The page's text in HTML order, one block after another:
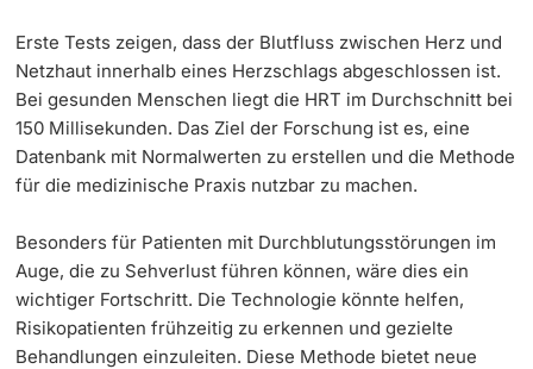
Erste Tests zeigen, dass der Blutfluss zwischen Herz und
Netzhaut innerhalb eines Herzschlags abgeschlossen ist.
Bei gesunden Menschen liegt die HRT im Durchschnitt bei
150 Millisekunden. Das Ziel der Forschung ist es, eine
Datenbank mit Normalwerten zu erstellen und die Methode
für die medizinische Praxis nutzbar zu machen.
Besonders für Patienten mit Durchblutungsstörungen im
Auge, die zu Sehverlust führen können, wäre dies ein
wichtiger Fortschritt. Die Technologie könnte helfen,
Risikopatienten frühzeitig zu erkennen und gezielte
Behandlungen einzuleiten. Diese Methode bietet neue